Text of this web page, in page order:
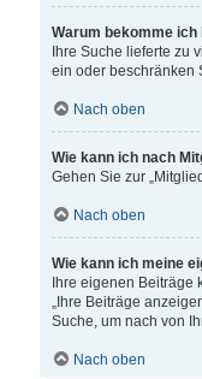
Warum bekomme ich
Ihre Suche lieferte zu
ein oder beschränken
Nach oben
Wie kann ich nach
Gehen Sie zur
Nach oben
Wie kann ich meine
Ihre eigenen
„Ihre Beiträge
Suche, um nach von
Nach oben